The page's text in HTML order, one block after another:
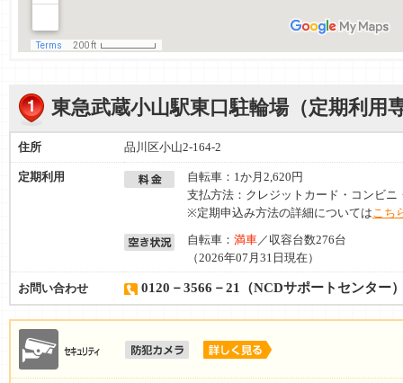
東急武蔵小山駅東口駐輪場（定期利用
住所 品川区小山2-164-2
定期利用
自転車：1か月2,620円
支払方法：クレジットカード・コンビ
※定期申込み方法の詳細についてはこち
自転車： 満車／収容台数276台
（2026年07月31日現在）
お問い合わせ 0120－3566－21（NCDサポートセンター